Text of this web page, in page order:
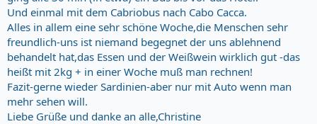
Und einmal mit dem Cabriobus nach Cabo Cacca.
Alles in allem eine sehr schöne Woche,die Menschen sehr
freundlich-uns ist niemand begegnet der uns ablehnend
behandelt hat,das Essen und der Weißwein wirklich gut -das
heißt mit 2kg + in einer Woche muß man rechnen!
Fazit-gerne wieder Sardinien-aber nur mit Auto wenn man
mehr sehen will.
Liebe Grüße und danke an alle,Christine